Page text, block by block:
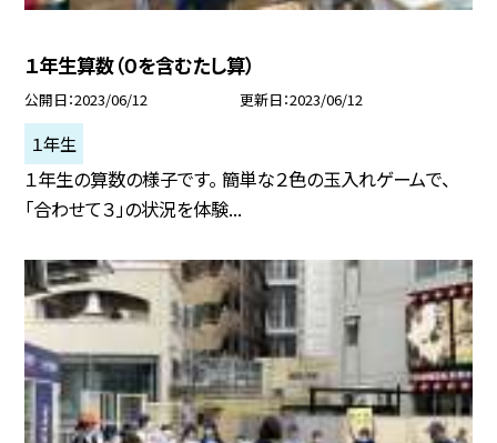
１年生算数（０を含むたし算）
公開日 2023/06/12 更新日 2023/06/12
１年生
１年生の算数の様子です。 簡単な２色の玉入れゲームで、
「合わせて３」の状況を体験...